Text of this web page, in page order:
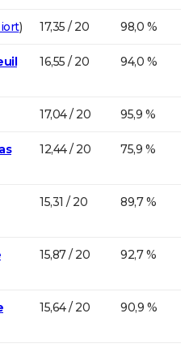
) 17,35 / 20 98,0 %
16,55 / 20 94,0 %
17,04 / 20 95,9 %
12,44 / 20 75,9 %
15,31 / 20 89,7 %
15,87 / 20 92,7 %
15,64 / 20 90,9 %